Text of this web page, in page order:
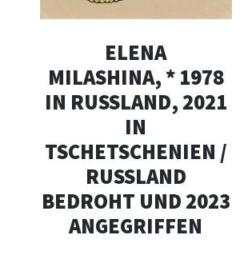
ELENA
MILASHINA, * 1978
IN RUSSLAND, 2021
IN
TSCHETSCHENIEN /
RUSSLAND
BEDROHT UND 2023
ANGEGRIFFEN